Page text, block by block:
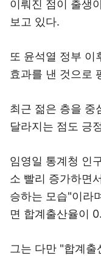
이뤄진 점이 출생
보고 있다.
또 윤석열 정부 이
효과를 낸 것으로
최근 젊은 층을 중
달라지는 점도 긍
임영일 통계청 인
소 빨리 증가하면
승하는 모습"이라
면 합계출산율이
그는 다만 "합계